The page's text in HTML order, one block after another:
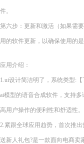
件。
第六步：更新和激活（如果需
用的软件更新，以确保使用的
应用介绍：
1.ui设计简洁明了，系统类型:
ai模型的语音合成软件，支持
高用户操作的便利性和舒适性。
2.紧跟全球应用趋势，首次推出
送新人礼包?是一款面向电商